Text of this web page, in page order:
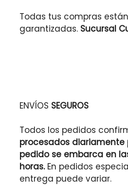
Todas tus compras están
garantizadas. Sucursal
ENVÍOS SEGUROS
Todos los pedidos
procesados diariamente
pedido se embarca en
horas.En pedidos
entrega puede variar.